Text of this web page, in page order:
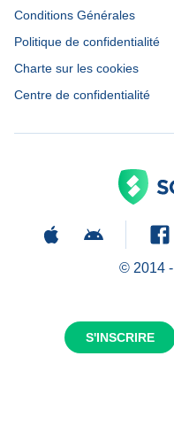
S'INSCRIRE
Conditions Générales
Politique de confidentialité
Charte sur les cookies
Centre de confidentialité
© 2014 -